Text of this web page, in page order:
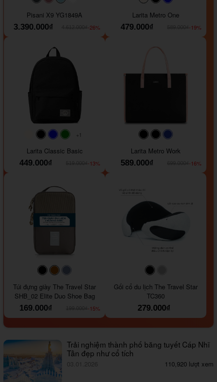
#40454a#b76e79
Pisani X9 YG1849A
3.390.000₫
-26%
#faf0e6#000000
Larita Metro One
479.000₫
-19%
#faf0e6#000000#0000FF
+1
Larita Classic Basic
449.000₫
-13%
#000000#000000
Larita Metro Work
589.000₫
-16%
#000000#964B00
Túi đựng giày The Travel Star
SHB_02 Elite Duo Shoe Bag
169.000₫
-15%
Gối cổ du lịch The Travel Star
TC360
279.000₫
Trải nghiệm thành phố băng tuyết Cáp Nhĩ
Tân đẹp như cổ tích
03.01.2026 110,920 lượt xem